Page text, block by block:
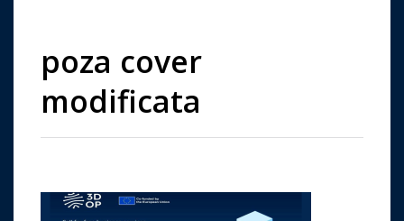
poza cover
modificata